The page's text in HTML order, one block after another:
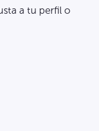
a tu perfil o